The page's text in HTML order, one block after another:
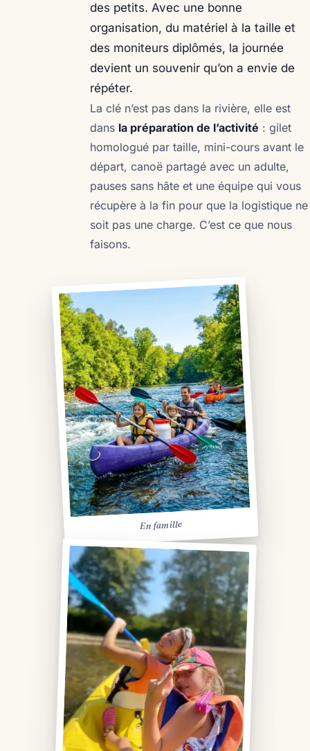
des petits. Avec une bonne
organisation, du matériel à la taille et
des moniteurs diplômés, la journée
devient un souvenir qu’on a envie de
répéter.
La clé n’est pas dans la rivière, elle est
dans la préparation de l’activité : gilet
homologué par taille, mini-cours avant le
départ, canoë partagé avec un adulte,
pauses sans hâte et une équipe qui vous
récupère à la fin pour que la logistique ne
soit pas une charge. C’est ce que nous
faisons.
En famille